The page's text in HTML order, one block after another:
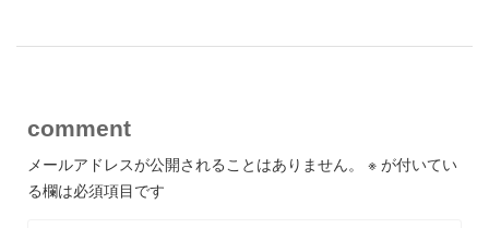
comment
メールアドレスが公開されることはありません。 ※ が付いてい
る欄は必須項目です